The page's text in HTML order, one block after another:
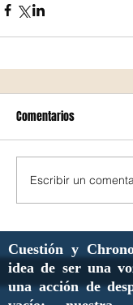
Comentarios
Escribir un
Cuestión y
idea de ser una
una acción de